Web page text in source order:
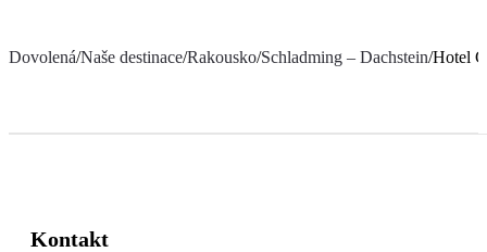
Dovolená/Naše destinace/Rakousko/Schladming – Dachstein/Hotel
Kontakt